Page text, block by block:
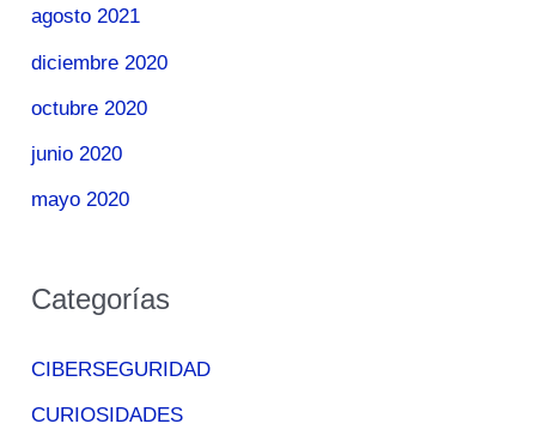
agosto 2021
diciembre 2020
octubre 2020
junio 2020
mayo 2020
Categorías
CIBERSEGURIDAD
CURIOSIDADES